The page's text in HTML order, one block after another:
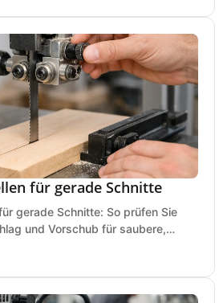
für gerade Schnitte
gerade Schnitte: So prüfen Sie
und Vorschub für saubere,